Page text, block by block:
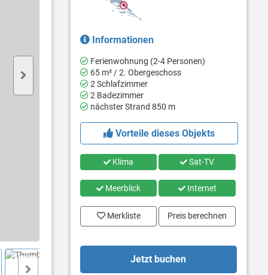
Informationen
Ferienwohnung (2-4 Personen)
65 m² / 2. Obergeschoss
2 Schlafzimmer
2 Badezimmer
nächster Strand 850 m
Vorteile dieses Objekts
Klima Sat-TV
Meerblick Internet
Merkliste Preis berechnen
Jetzt buchen